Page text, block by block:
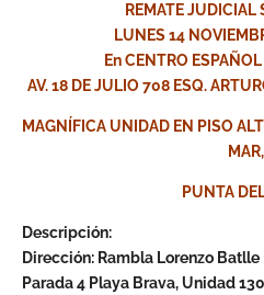
REMATE JUDICIAL
LUNES 14
En CENTRO
AV. 18 DE JULIO 708 ESQ.
MAGNÍFICA UNIDAD EN PISO
MAR,
PUNTA
Descripción:
Dirección: Rambla Lorenzo
Parada 4 Playa Brava, Unidad